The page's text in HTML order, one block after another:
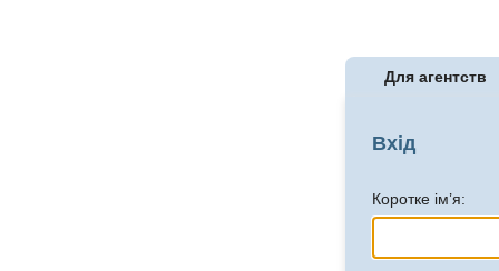
Для агентств
Вхід
Коротке ім’я: